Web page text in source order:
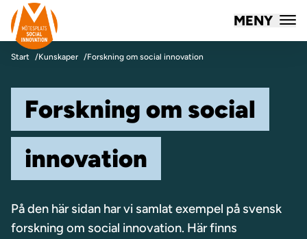
Hoppa till innehåll
Mötesplatsen Social Innovation
MENY
Start Kunskaper Forskning om social innovation
Forskning om social
innovation
På den här sidan har vi samlat exempel på svensk
forskning om social innovation. Här finns